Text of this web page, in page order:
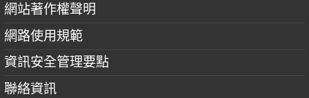
網站著作權聲明
網路使用規範
資訊安全管理要點
聯絡資訊